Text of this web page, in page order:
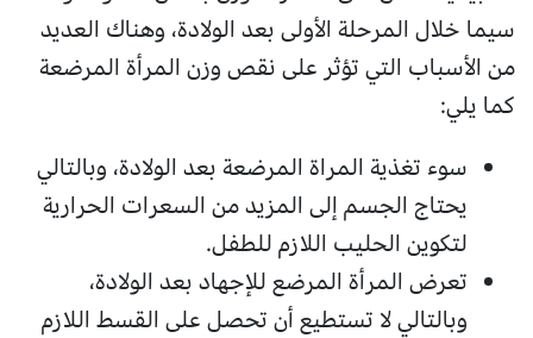
سيما خلال المرحلة الأولى بعد الولادة، وهناك العديد
من الأسباب التي تؤثر على نقص وزن المرأة المرضعة
كما يلي:
سوء تغذية المراة المرضعة بعد الولادة، وبالتالي
يحتاج الجسم إلى المزيد من السعرات الحرارية
لتكوين الحليب اللازم للطفل.
تعرض المرأة المرضع للإجهاد بعد الولادة،
وبالتالي لا تستطيع أن تحصل على القسط اللازم